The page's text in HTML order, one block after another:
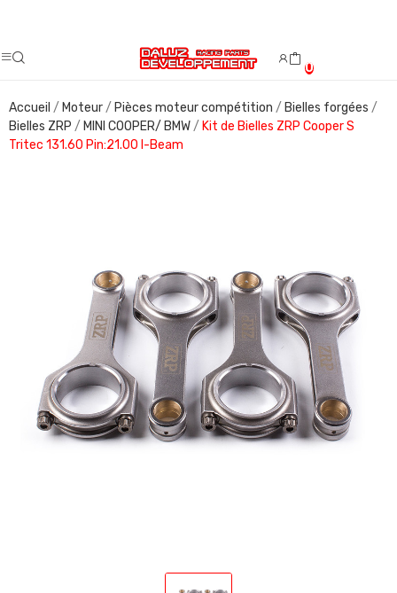
0
Accueil Moteur Pièces moteur compétition
Bielles forgées
Bielles ZRP
MINI COOPER/ BMW
Kit de Bielles ZRP Cooper S
Tritec 131.60 Pin:21.00 I-Beam